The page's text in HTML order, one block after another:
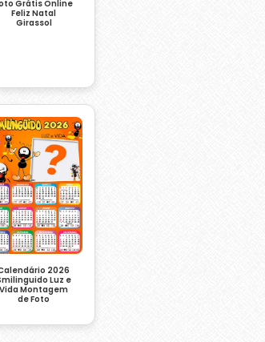
Grátis Online
Feliz Natal
Girassol
2026
Luz e
Vida Montagem
de Foto